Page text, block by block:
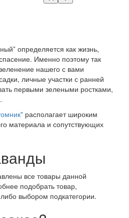
определяется как жизнь,
Именно поэтому так
нашего с вами
личные участки с ранней
первыми зелеными ростками,
располагает широким
материала и сопутствующих
все товары данной
подобрать товар,
выбором подкатегории.